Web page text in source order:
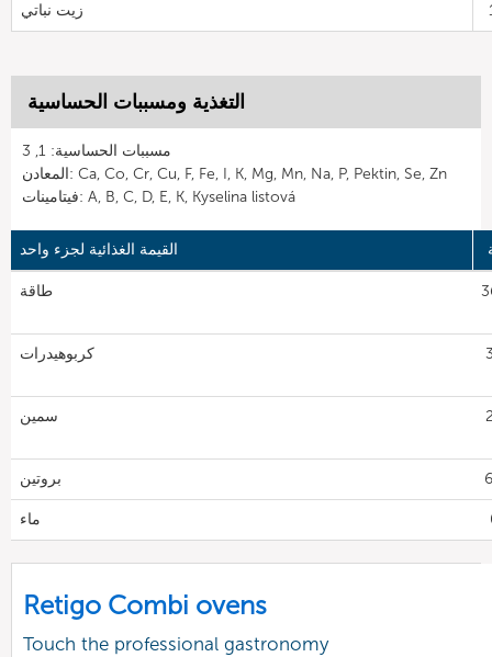
زيت نباتي
التغذية ومسببات الحساسية
مسببات الحساسية: 1, 3
المعادن: Ca, Co, Cr, Cu, F, Fe, I, K, Mg, Mn, Na, P, Pektin, Se, Zn
فيتامينات: A, B, C, D, E, K, Kyselina listová
القيمة الغذائية لجزء واحد
طاقة
كربوهيدرات
سمين
بروتين
ماء
Retigo Combi ovens
Touch the professional gastronomy